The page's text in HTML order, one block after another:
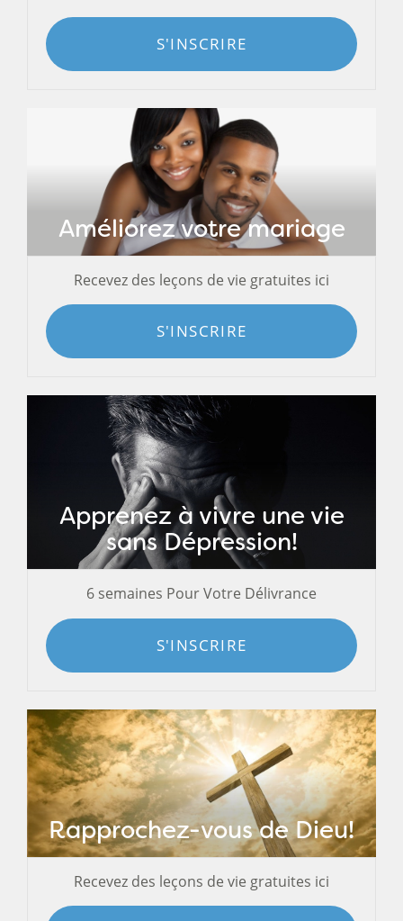
S'INSCRIRE
Améliorez votre mariage
Recevez des leçons de vie gratuites ici
S'INSCRIRE
Apprenez à vivre une vie
sans Dépression!
6 semaines Pour Votre Délivrance
S'INSCRIRE
Rapprochez-vous de Dieu!
Recevez des leçons de vie gratuites ici